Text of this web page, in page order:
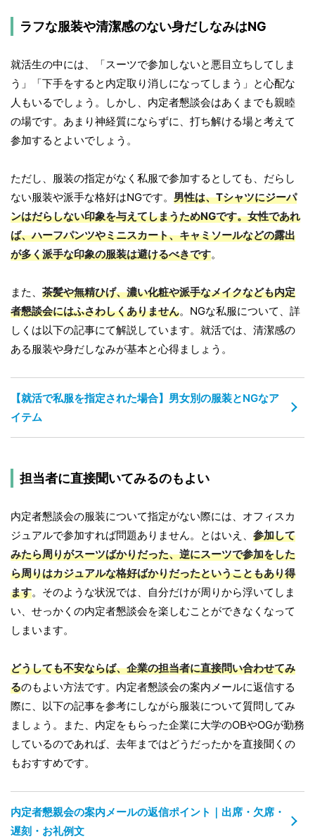
ラフな服装や清潔感のない身だしなみはNG
就活生の中には、「スーツで参加しないと悪目立ちしてしま
う」「下手をすると内定取り消しになってしまう」と心配な
人もいるでしょう。しかし、内定者懇談会はあくまでも親睦
の場です。あまり神経質にならずに、打ち解ける場と考えて
参加するとよいでしょう。
ただし、服装の指定がなく私服で参加するとしても、だらし
ない服装や派手な格好はNGです。 男性は、Tシャツにジーパ
ンはだらしない印象を与えてしまうためNGです。女性であれ
ば、ハーフパンツやミニスカート、キャミソールなどの露出
が多く派手な印象の服装は避けるべきです。
また、 茶髪や無精ひげ、濃い化粧や派手なメイクなども内定
者懇談会にはふさわしくありません。NGな私服について、詳
しくは以下の記事にて解説しています。就活では、清潔感の
ある服装や身だしなみが基本と心得ましょう。
【就活で私服を指定された場合】男女別の服装とNGなア
イテム
担当者に直接聞いてみるのもよい
内定者懇談会の服装について指定がない際には、オフィスカ
ジュアルで参加すれば問題ありません。とはいえ、 参加して
みたら周りがスーツばかりだった、逆にスーツで参加をした
ら周りはカジュアルな格好ばかりだったということもあり得
ます。そのような状況では、自分だけが周りから浮いてしま
い、せっかくの内定者懇談会を楽しむことができなくなって
しまいます。
どうしても不安ならば、企業の担当者に直接問い合わせてみ
るのもよい方法です。内定者懇談会の案内メールに返信する
際に、以下の記事を参考にしながら服装について質問してみ
ましょう。また、内定をもらった企業に大学のOBやOGが勤務
しているのであれば、去年まではどうだったかを直接聞くの
もおすすめです。
内定者懇親会の案内メールの返信ポイント｜出席・欠席・
遅刻・お礼例文